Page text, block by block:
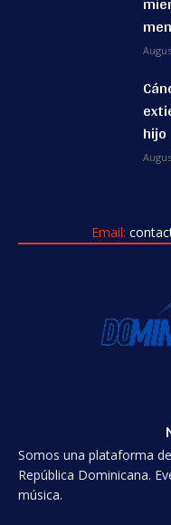
hijo
Email:
Somos una plataforma
República Dominicana.
música.